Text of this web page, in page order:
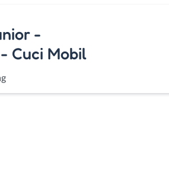
-
Cuci Mobil